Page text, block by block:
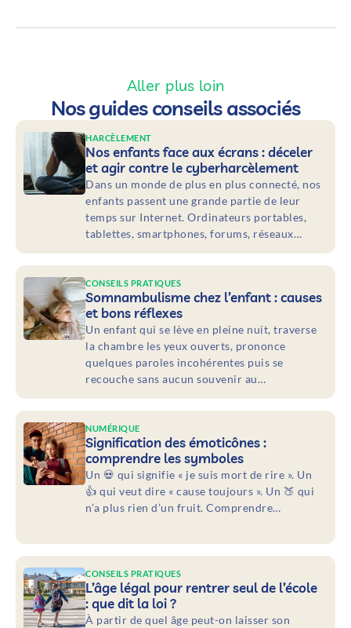
Aller plus loin
Nos guides conseils associés
HARCÈLEMENT
Nos enfants face aux écrans : déceler
et agir contre le cyberharcèlement
Dans un monde de plus en plus connecté, nos
enfants passent une grande partie de leur
temps sur Internet. Ordinateurs portables,
tablettes, smartphones, forums, réseaux…
CONSEILS PRATIQUES
Somnambulisme chez l’enfant : causes
et bons réflexes
Un enfant qui se lève en pleine nuit, traverse
la chambre les yeux ouverts, prononce
quelques paroles incohérentes puis se
recouche sans aucun souvenir au…
NUMÉRIQUE
Signification des émoticônes :
comprendre les symboles
Un 💀 qui signifie « je suis mort de rire ». Un
👍 qui veut dire « cause toujours ». Un 🍑 qui
n’a plus rien d’un fruit. Comprendre…
CONSEILS PRATIQUES
L’âge légal pour rentrer seul de l’école
: que dit la loi ?
À partir de quel âge peut-on laisser son